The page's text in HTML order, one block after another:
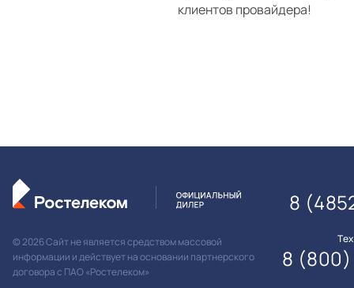
клиентов провайдера!
© 2026 Сайт не является средством массовой
информации и действует на основании партнерского
договора с ПАО «Ростелеком»
8
8